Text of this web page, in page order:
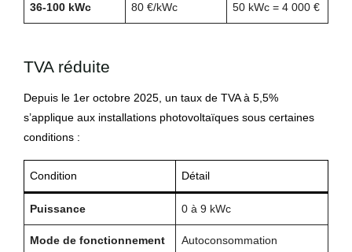
36-100 kWc 80 €/kWc 50 kWc = 4 000 €
TVA réduite
Depuis le 1er octobre 2025, un taux de TVA à 5,5%
s’applique aux installations photovoltaïques sous certaines
conditions :
Condition Détail
Puissance 0 à 9 kWc
Mode de fonctionnement
Autoconsommation